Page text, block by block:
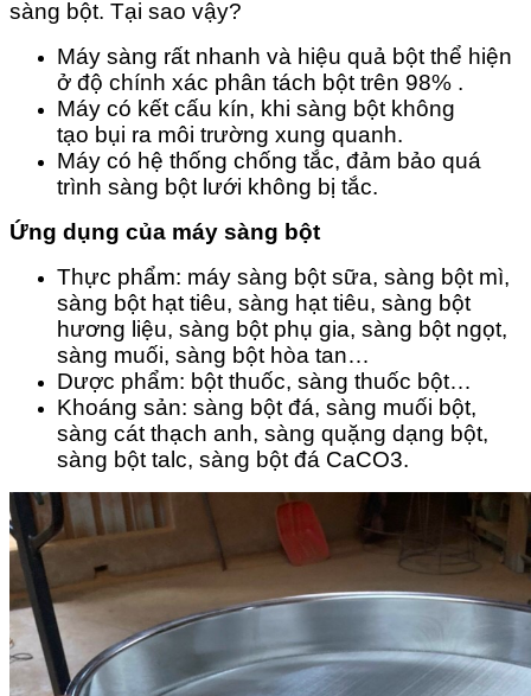
sàng bột. Tại sao vậy?
Máy sàng rất nhanh và hiệu quả bột thể hiện
ở độ chính xác phân tách bột trên 98% .
Máy có kết cấu kín, khi sàng bột không
tạo bụi ra môi trường xung quanh.
Máy có hệ thống chống tắc, đảm bảo quá
trình sàng bột lưới không bị tắc.
Ứng dụng của máy sàng bột
Thực phẩm: máy sàng bột sữa, sàng bột mì,
sàng bột hạt tiêu, sàng hạt tiêu, sàng bột
hương liệu, sàng bột phụ gia, sàng bột ngọt,
sàng muối, sàng bột hòa tan…
Dược phẩm: bột thuốc, sàng thuốc bột…
Khoáng sản: sàng bột đá, sàng muối bột,
sàng cát thạch anh, sàng quặng dạng bột,
sàng bột talc, sàng bột đá CaCO3.